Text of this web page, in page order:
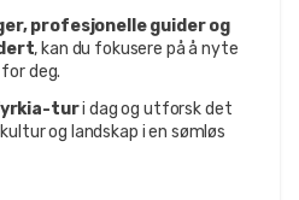
profesjonelle guider og
, kan du fokusere på å nyte
deg.
tur i dag og utforsk det
og landskap i en sømløs